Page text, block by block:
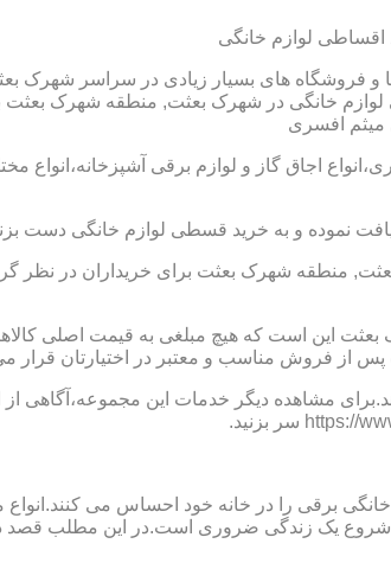
لوازم خانگی
های بسیار زیادی در سراسر شهرک
خانگی در شهرک بعثت, منطقه شهرک بعثت
اجاق گاز و لوازم برقی
نموده و به خرید قسطی لوازم خانگی دست
منطقه شهرک بعثت برای خریداران در نظر
این است که هیچ مبلغی به قیمت اصلی
از فروش مناسب و معتبر در اختیارتان قرار
مشاهده دیگر خدمات این مجموعه،آگاهی از
برقی را در خانه خود احساس می
شروع یک زندگی ضروری است.در این مطلب قصد